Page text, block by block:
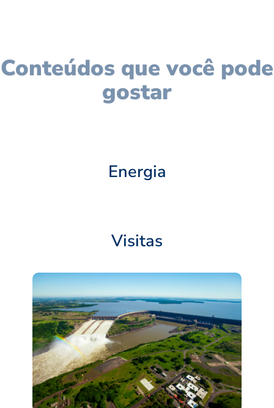
Conteúdos que você pode
gostar
Energia
Visitas